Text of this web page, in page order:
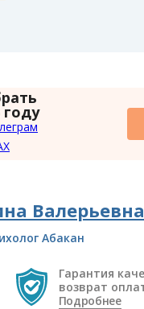
году
Валерьевна
Абакан
Гарантия
возврат
Подробнее